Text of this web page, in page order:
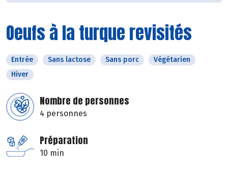
Oeufs à la turque revisités
Entrée Sans lactose Sans porc
Végétarien
Hiver
Nombre de personnes
4 personnes
Préparation
10 min